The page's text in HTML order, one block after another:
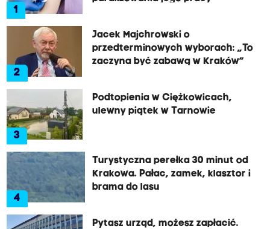
1
2
Jacek Majchrowski o
przedterminowych wyborach: „To
zaczyna być zabawą w Kraków”
3
Podtopienia w Ciężkowicach,
ulewny piątek w Tarnowie
4
Turystyczna perełka 30 minut od
Krakowa. Pałac, zamek, klasztor i
brama do lasu
Pytasz urząd, możesz zapłacić.